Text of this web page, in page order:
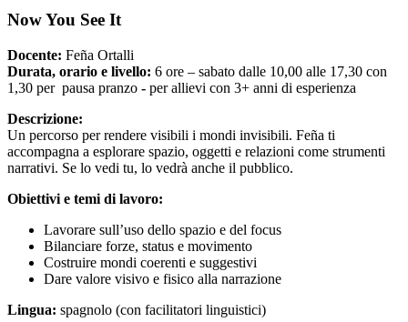
Now You See It
Docente: Feña Ortalli
Durata, orario e livello: 6 ore – sabato dalle 10,00 alle 17,30 con
1,30 per pausa pranzo - per allievi con 3+ anni di esperienza
Descrizione:
Un percorso per rendere visibili i mondi invisibili. Feña ti
accompagna a esplorare spazio, oggetti e relazioni come strumenti
narrativi. Se lo vedi tu, lo vedrà anche il pubblico.
Obiettivi e temi di lavoro:
Lavorare sull’uso dello spazio e del focus
Bilanciare forze, status e movimento
Costruire mondi coerenti e suggestivi
Dare valore visivo e fisico alla narrazione
Lingua: spagnolo (con facilitatori linguistici)